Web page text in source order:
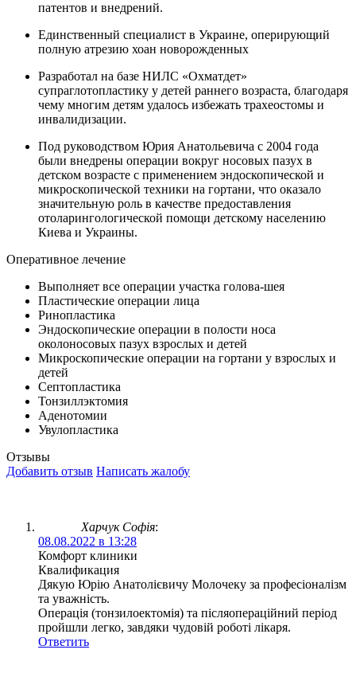
патентов и внедрений.
Единственный специалист в Украине, оперирующий
полную атрезию хоан новорожденных
Разработал на базе НИЛС «Охматдет»
супраглотопластику у детей раннего возраста, благодаря
чему многим детям удалось избежать трахеостомы и
инвалидизации.
Под руководством Юрия Анатольевича с 2004 года
были внедрены операции вокруг носовых пазух в
детском возрасте с применением эндоскопической и
микроскопической техники на гортани, что оказало
значительную роль в качестве предоставления
отоларингологической помощи детскому населению
Киева и Украины.
Оперативное лечение
Выполняет все операции участка голова-шея
Пластические операции лица
Ринопластика
Эндоскопические операции в полости носа
околоносовых пазух взрослых и детей
Микроскопические операции на гортани у взрослых и
детей
Септопластика
Тонзиллэктомия
Аденотомии
Увулопластика
Отзывы
Добавить отзыв Написать жалобу
Харчук Софія:
08.08.2022 в 13:28
Комфорт клиники
Квалификация
Дякую Юрію Анатолієвичу Молочеку за професіоналізм
та уважність.
Операція (тонзилоектомія) та післяопераційний період
пройшли легко, завдяки чудовій роботі лікаря.
Ответить